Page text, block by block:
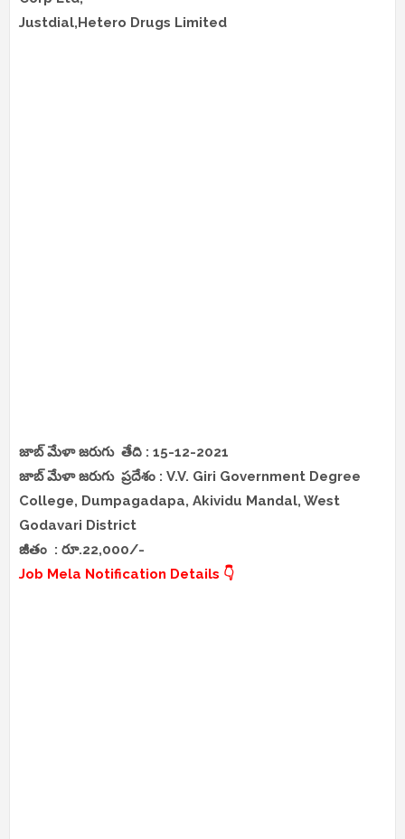
Justdial,Hetero Drugs Limited
జాబ్ మేళా జరుగు తేది : 15-12-2021
జాబ్ మేళా జరుగు ప్రదేశం : V.V. Giri Government Degree
College, Dumpagadapa, Akividu Mandal, West
Godavari District
జీతం : రూ.22,000/-
Job Mela Notification Details 👇